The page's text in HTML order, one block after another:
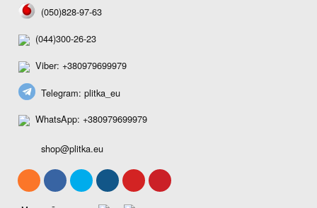
(050)828-97-63
(044)300-26-23
Viber: +380979699979
Telegram: plitka_eu
WhatsApp: +380979699979
shop@plitka.eu